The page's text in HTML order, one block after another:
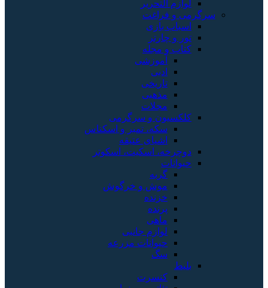
لوازم التحریر
سرگرمی و فراغت
اسباب‌ بازی
تور و چارتر
کتاب و مجله
آموزشی
ادبی
تاریخی
مذهبی
مجلات
کلکسیون و سرگرمی
سکه، تمبر و اسکناس
اشیای عتیقه
دوچرخه، اسکیت، اسکوتر
حیوانات
گربه
موش و خرگوش
خزنده
پرنده
ماهی
لوازم جانبی
حیوانات مزرعه
سگ
بلیط
کنسرت